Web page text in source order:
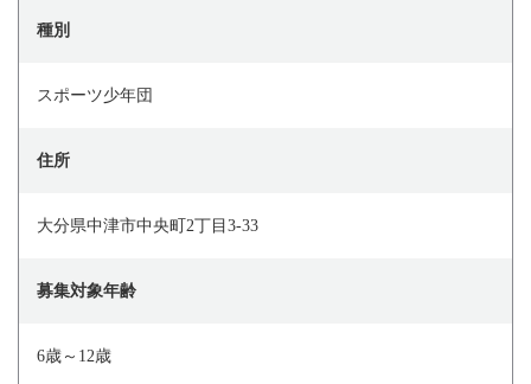
種別
スポーツ少年団
住所
大分県中津市中央町2丁目3-33
募集対象年齢
6歳～12歳